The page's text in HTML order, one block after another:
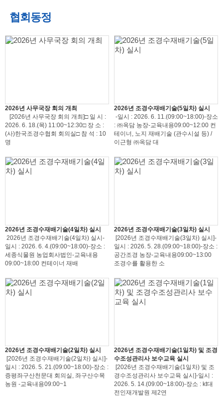
협회동정
2026년 사무국장 회의 개최
[2026년 사무국장 회의 개최]□ 일 시 :
2026. 6. 18.(목) 11:00~12:30□ 장 소 :
(사)한국조경수협회 회의실□ 참 석 : 10
명
2026년 조경수재배기술(5일차) 실시
-일시 : 2026. 6. 11.(09:00~18:00)-장소
: ㈜옥담 농장-교육내용09:00~12:00 컨
테이너, 노지 재배기술 (관수시설 등) /
이근형 ㈜옥담 대
2026년 조경수재배기술(4일차) 실시
2026년 조경수재배기술(4일차) 실시-
일시 : 2026. 6. 4.(09:00~18:00)-장소 :
세종식물원 농업회사법인-교육내용
09:00~18:00 컨테이너 재배
2026년 조경수재배기술(3일차) 실시
[2026년 조경수재배기술(3일차) 실시]-
일시 : 2026. 5. 28.(09:00~18:00)-장소 :
공간조경 농장-교육내용09:00~13:00
조경수를 활용한 소
2026년 조경수재배기술(2일차) 실시
[2026년 조경수재배기술(2일차) 실시]-
일시 : 2026. 5. 21.(09:00~18:00)-장소 :
증평좌구산천문대 회의실, 좌구산수목
농원 -교육내용09:00~1
2026년 조경수재배기술(1일차) 및 조경
수조성관리사 보수교육 실시
[2026년 조경수재배기술(1일차) 및 조
경수조성관리사 보수교육 실시]-일시 :
2026. 5. 14.(09:00~18:00)-장소 : kt대
전인재개발원 제2연